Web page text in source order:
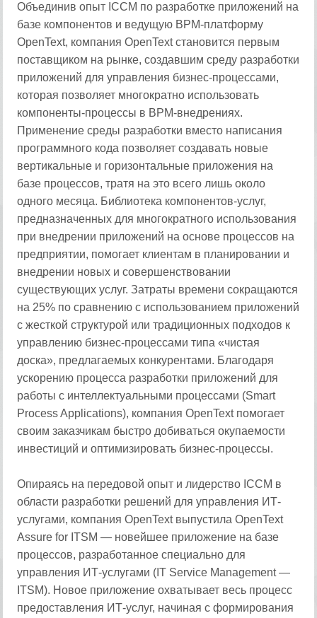
Объединив опыт ICCM по разработке приложений на
базе компонентов и ведущую BPM-платформу
OpenText, компания OpenText становится первым
поставщиком на рынке, создавшим среду разработки
приложений для управления бизнес-процессами,
которая позволяет многократно использовать
компоненты-процессы в BPM-внедрениях.
Применение среды разработки вместо написания
программного кода позволяет создавать новые
вертикальные и горизонтальные приложения на
базе процессов, тратя на это всего лишь около
одного месяца. Библиотека компонентов-услуг,
предназначенных для многократного использования
при внедрении приложений на основе процессов на
предприятии, помогает клиентам в планировании и
внедрении новых и совершенствовании
существующих услуг. Затраты времени сокращаются
на 25% по сравнению с использованием приложений
с жесткой структурой или традиционных подходов к
управлению бизнес-процессами типа «чистая
доска», предлагаемых конкурентами. Благодаря
ускорению процесса разработки приложений для
работы с интеллектуальными процессами (Smart
Process Applications), компания OpenText помогает
своим заказчикам быстро добиваться окупаемости
инвестиций и оптимизировать бизнес-процессы.
Опираясь на передовой опыт и лидерство ICCM в
области разработки решений для управления ИТ-
услугами, компания OpenText выпустила OpenText
Assure for ITSM — новейшее приложение на базе
процессов, разработанное специально для
управления ИТ-услугами (IT Service Management —
ITSM). Новое приложение охватывает весь процесс
предоставления ИТ-услуг, начиная с формирования